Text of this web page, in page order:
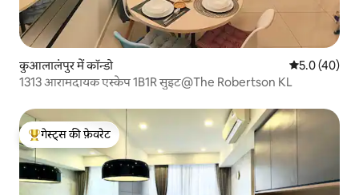
कुआलालंपुर में कॉन्डो औसत रेटिंग 5
5.0 (40)
1313 आरामदायक एस्केप 1B1R सुइट@The Robertson KL
गेस्ट्स का टॉप फ़ेवरेट
गेस्ट्स की फ़ेवरेट